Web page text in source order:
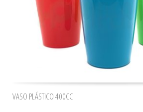
VASO PLÁSTICO 400CC